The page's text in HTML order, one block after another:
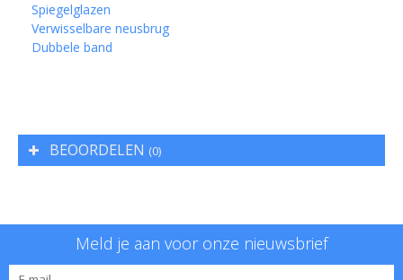
Spiegelglazen
Verwisselbare neusbrug
Dubbele band
BEOORDELEN (0)
Meld je aan voor onze nieuwsbrief